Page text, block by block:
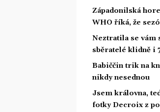
Západonilská
WHO říká, že
Neztratila se vám
sběratelé klidně i
Babiččin trik na
nikdy nesednou
Jsem královna,
fotky Decroix z